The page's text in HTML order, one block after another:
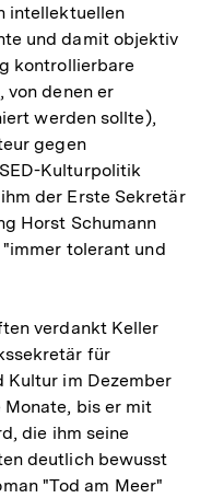
intellektuellen
und damit objektiv
kontrollierbare
von denen er
werden sollte),
gegen
Kulturpolitik
der Erste Sekretär
Horst Schumann
tolerant und
verdankt Keller
für
Kultur im Dezember
Monate, bis er mit
die ihm seine
deutlich bewusst
"Tod am Meer"